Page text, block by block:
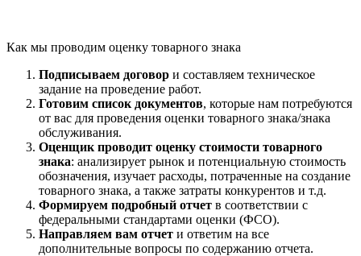
Как мы проводим оценку товарного знака
Подписываем договор и составляем техническое
задание на проведение работ.
Готовим список документов, которые нам потребуются
от вас для проведения оценки товарного знака/знака
обслуживания.
Оценщик проводит оценку стоимости товарного
знака: анализирует рынок и потенциальную стоимость
обозначения, изучает расходы, потраченные на создание
товарного знака, а также затраты конкурентов и т.д.
Формируем подробный отчет в соответствии с
федеральными стандартами оценки (ФСО).
Направляем вам отчет и ответим на все
дополнительные вопросы по содержанию отчета.